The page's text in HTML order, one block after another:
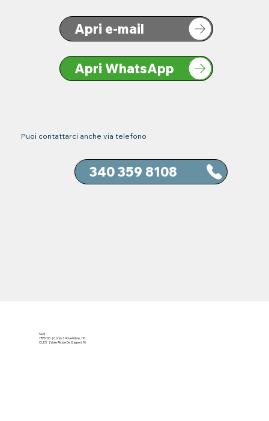
Apri e-mail
Apri WhatsApp
Puoi contattarci anche via telefono
Sedi
TRENTO | Corso 3 Novembre, 116
CLES | Viale Alcide De Gasperi, 10